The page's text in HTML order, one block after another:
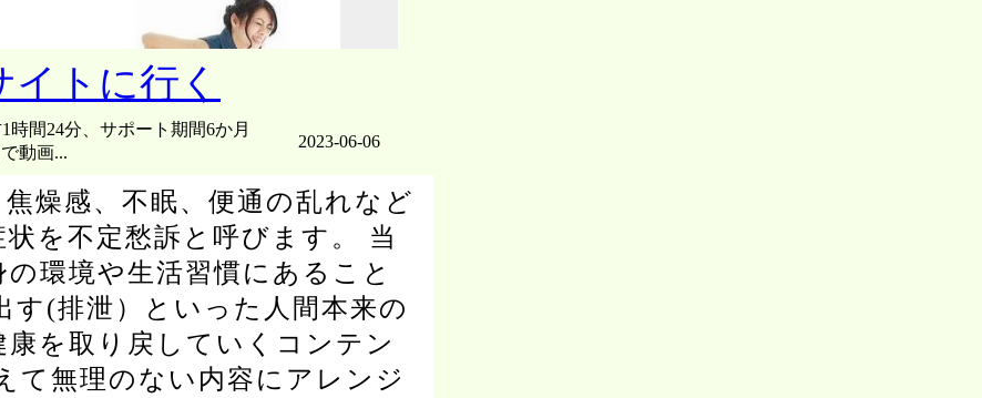
時間24分、サポート期間6か月
動画...
2023-06-06
燥感、不眠、便通の乱れなど
を不定愁訴と呼びます。 当
環境や生活習慣にあること
(排泄）といった人間本来の
を取り戻していくコンテン
て無理のない内容にアレンジ